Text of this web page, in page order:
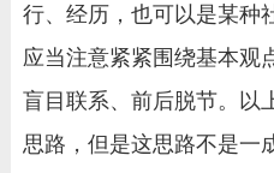
行、经历，也可以是某种
应当注意紧紧围绕基本观
盲目联系、前后脱节。以
思路，但是这思路不是一